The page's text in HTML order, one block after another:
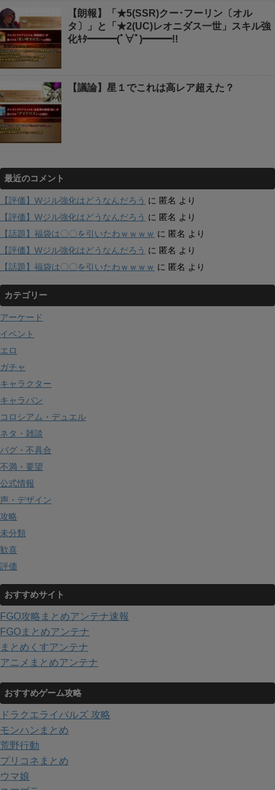
【朗報】「★5(SSR)クー･フーリン〔オル
タ〕」と「★2(UC)レオニダス一世」スキル強
化ｷﾀ━━━(ﾟ∀ﾟ)━━━!!
【議論】星１でこれは高レア超えた？
最近のコメント
【評価】Wジル強化はどうなんだろう に 匿名 より
【評価】Wジル強化はどうなんだろう に 匿名 より
【話題】福袋は〇〇を引いたわｗｗｗｗ に 匿名 より
【評価】Wジル強化はどうなんだろう に 匿名 より
【話題】福袋は〇〇を引いたわｗｗｗｗ に 匿名 より
カテゴリー
アーケード
イベント
エロ
ガチャ
キャラクター
キャラバン
コロシアム・デュエル
ネタ・雑談
バグ・不具合
不満・要望
公式情報
声・デザイン
攻略
未分類
歓喜
評価
おすすめサイト
FGO攻略まとめアンテナ速報
FGOまとめアンテナ
まとめくすアンテナ
アニメまとめアンテナ
おすすめゲーム攻略
ドラクエライバルズ 攻略
モンハンまとめ
荒野行動
プリコネまとめ
ウマ娘